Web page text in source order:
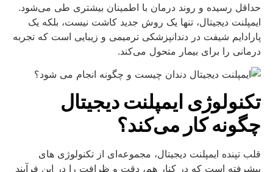
حداقل رسیده و روند درمان با اطمینان بیشتری طی می‌شود.
ایمپلنت دیجیتال، تنها یک روش جدید کاشت نیست، بلکه یک
پارادایم شیفت در دندانپزشکی ترمیمی و زیبایی است که تجربه
درمانی را برای بیمار متحول می‌کند.
تکنولوژی ایمپلنت دیجیتال
چگونه کار می‌کند؟
قلب تپنده ایمپلنت دیجیتال، مجموعه‌ای از تکنولوژی‌ های
پیشرفته است که در کنار هم، دقت و ظرافت را در این فرآیند